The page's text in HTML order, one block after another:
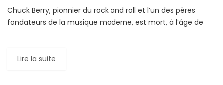
Chuck Berry, pionnier du rock and roll et l’un des pères
fondateurs de la musique moderne, est mort, à l’âge de
Lire la suite